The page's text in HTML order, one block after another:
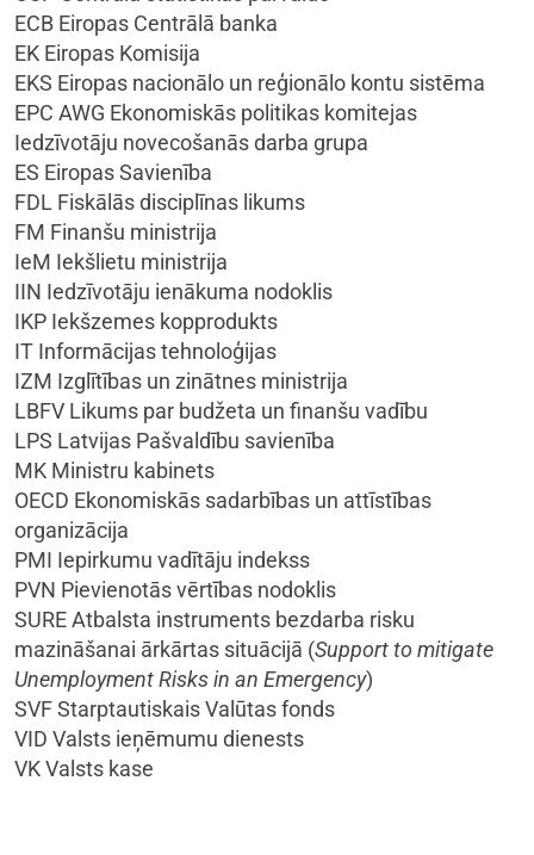
ECB Eiropas Centrālā banka
EK Eiropas Komisija
EKS Eiropas nacionālo un reģionālo kontu sistēma
EPC AWG Ekonomiskās politikas komitejas
Iedzīvotāju novecošanās darba grupa
ES Eiropas Savienība
FDL Fiskālās disciplīnas likums
FM Finanšu ministrija
IeM Iekšlietu ministrija
IIN Iedzīvotāju ienākuma nodoklis
IKP Iekšzemes kopprodukts
IT Informācijas tehnoloģijas
IZM Izglītības un zinātnes ministrija
LBFV Likums par budžeta un finanšu vadību
LPS Latvijas Pašvaldību savienība
MK Ministru kabinets
OECD Ekonomiskās sadarbības un attīstības
organizācija
PMI Iepirkumu vadītāju indekss
PVN Pievienotās vērtības nodoklis
SURE Atbalsta instruments bezdarba risku
mazināšanai ārkārtas situācijā (Support to mitigate
Unemployment Risks in an Emergency)
SVF Starptautiskais Valūtas fonds
VID Valsts ieņēmumu dienests
VK Valsts kase